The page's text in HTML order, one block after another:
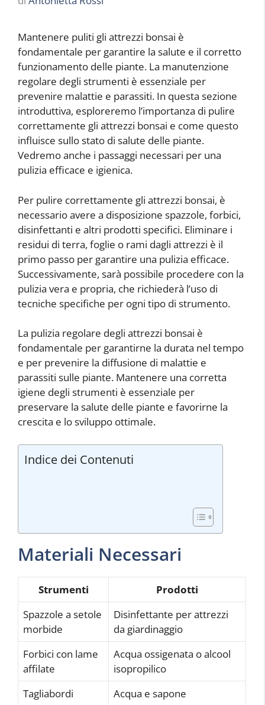
Mantenere puliti gli attrezzi bonsai è
fondamentale per garantire la salute e il corretto
funzionamento delle piante. La manutenzione
regolare degli strumenti è essenziale per
prevenire malattie e parassiti. In questa sezione
introduttiva, esploreremo l’importanza di pulire
correttamente gli attrezzi bonsai e come questo
influisce sullo stato di salute delle piante.
Vedremo anche i passaggi necessari per una
pulizia efficace e igienica.
Per pulire correttamente gli attrezzi bonsai, è
necessario avere a disposizione spazzole, forbici,
disinfettanti e altri prodotti specifici. Eliminare i
residui di terra, foglie o rami dagli attrezzi è il
primo passo per garantire una pulizia efficace.
Successivamente, sarà possibile procedere con la
pulizia vera e propria, che richiederà l’uso di
tecniche specifiche per ogni tipo di strumento.
La pulizia regolare degli attrezzi bonsai è
fondamentale per garantirne la durata nel tempo
e per prevenire la diffusione di malattie e
parassiti sulle piante. Mantenere una corretta
igiene degli strumenti è essenziale per
preservare la salute delle piante e favorirne la
crescita e lo sviluppo ottimale.
Indice dei Contenuti
Materiali Necessari
Strumenti
Prodotti
Spazzole a setole
morbide
Disinfettante per attrezzi
da giardinaggio
Forbici con lame
affilate
Acqua ossigenata o alcool
isopropilico
Tagliabordi
Acqua e sapone